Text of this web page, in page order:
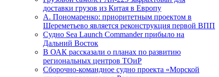
доставки грузов из Китая в Европу
А. Пономаренко: приоритетным проектом в
Шереметьево является реконструкция первой ВПП
Судно Sea Launch Commander прибыло на
Дальний Восток
В ОАК рассказали о планах по развитию
региональных центров ТОиР
Сборочно-командное судно проекта «Морской